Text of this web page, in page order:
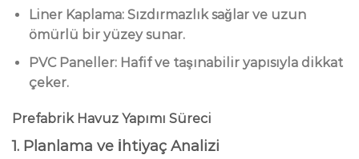
Liner Kaplama:Sızdırmazlık sağlar ve uzun
ömürlü bir yüzey sunar.
PVC Paneller:Hafif ve taşınabilir yapısıyla dikkat
çeker.
Prefabrik Havuz Yapımı Süreci
1. Planlama ve İhtiyaç Analizi